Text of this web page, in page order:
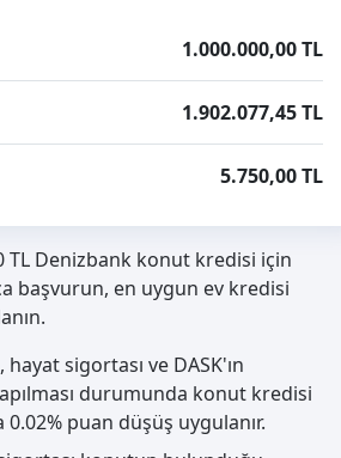
1.000.000,00 TL
1.902.077,45 TL
5.750,00 TL
TL Denizbank konut kredisi için
başvurun, en uygun ev kredisi
sigortası ve DASK'ın
durumunda konut kredisi
puan düşüş uygulanır.